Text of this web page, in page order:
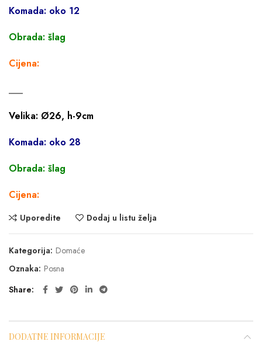
Komada: oko 12
Obrada: šlag
Cijena:
___
Velika: Ø26, h-9cm
Komada: oko 28
Obrada: šlag
Cijena:
Uporedite Dodaj u listu želja
Kategorija: Domaće
Oznaka: Posna
Share
DODATNE INFORMACIJE